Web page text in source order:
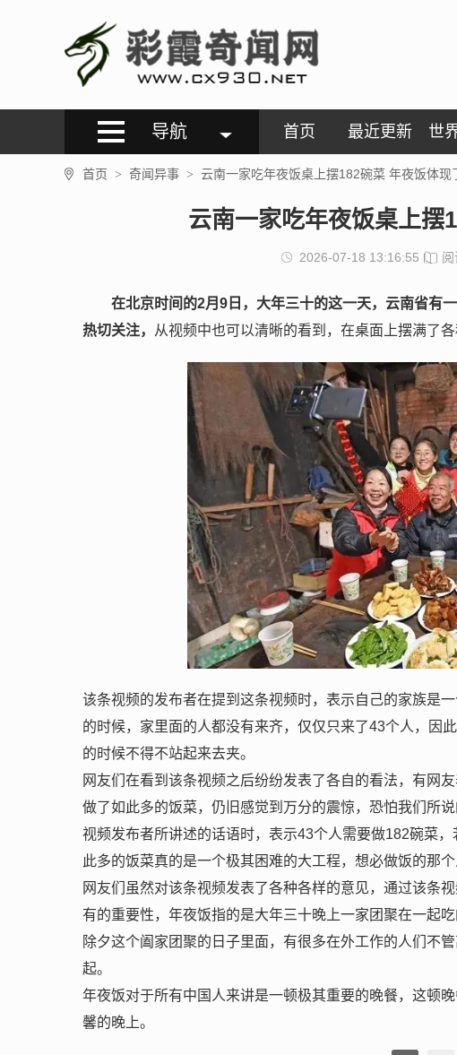
导航 首页 最近更新 世
首页 > 奇闻异事 > 云南一家吃年夜饭桌上摆182碗菜 年夜饭体现
云南一家吃年夜饭桌上摆
2026-07-18 13:16:55
在北京时间的2月9日，大年三十的这一天，云南省有
热切关注，
从视频中也可以清晰的看到，在桌面上摆满了
该条视频的发布者在提到这条视频时，表示自己的家族是
的时候，家里面的人都没有来齐，仅仅只来了43个人，因
的时候不得不站起来去夹。
网友们在看到该条视频之后纷纷发表了各自的看法，有网
做了如此多的饭菜，仍旧感觉到万分的震惊，恐怕我们所
视频发布者所讲述的话语时，表示43个人需要做182碗菜
此多的饭菜真的是一个极其困难的大工程，想必做饭的那个
网友们虽然对该条视频发表了各种各样的意见，通过该条
有的重要性，年夜饭指的是大年三十晚上一家团聚在一起
除夕这个阖家团聚的日子里面，有很多在外工作的人们不
起。
年夜饭对于所有中国人来讲是一顿极其重要的晚餐，这顿
馨的晚上。